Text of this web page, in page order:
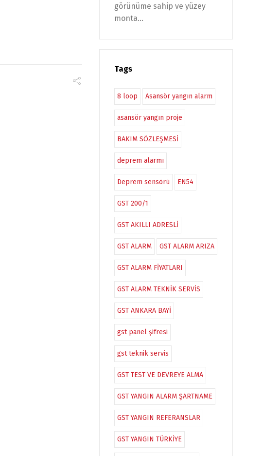
görünüme sahip ve yüzey
monta...
Tags
8 loop Asansör yangın alarm
asansör yangın proje
BAKIM SÖZLEŞMESİ
deprem alarmı
Deprem sensörü EN54
GST 200/1
GST AKILLI ADRESLİ
GST ALARM GST ALARM ARIZA
GST ALARM FİYATLARI
GST ALARM TEKNİK SERVİS
GST ANKARA BAYİ
gst panel şifresi
gst teknik servis
GST TEST VE DEVREYE ALMA
GST YANGIN ALARM ŞARTNAME
GST YANGIN REFERANSLAR
GST YANGIN TÜRKİYE